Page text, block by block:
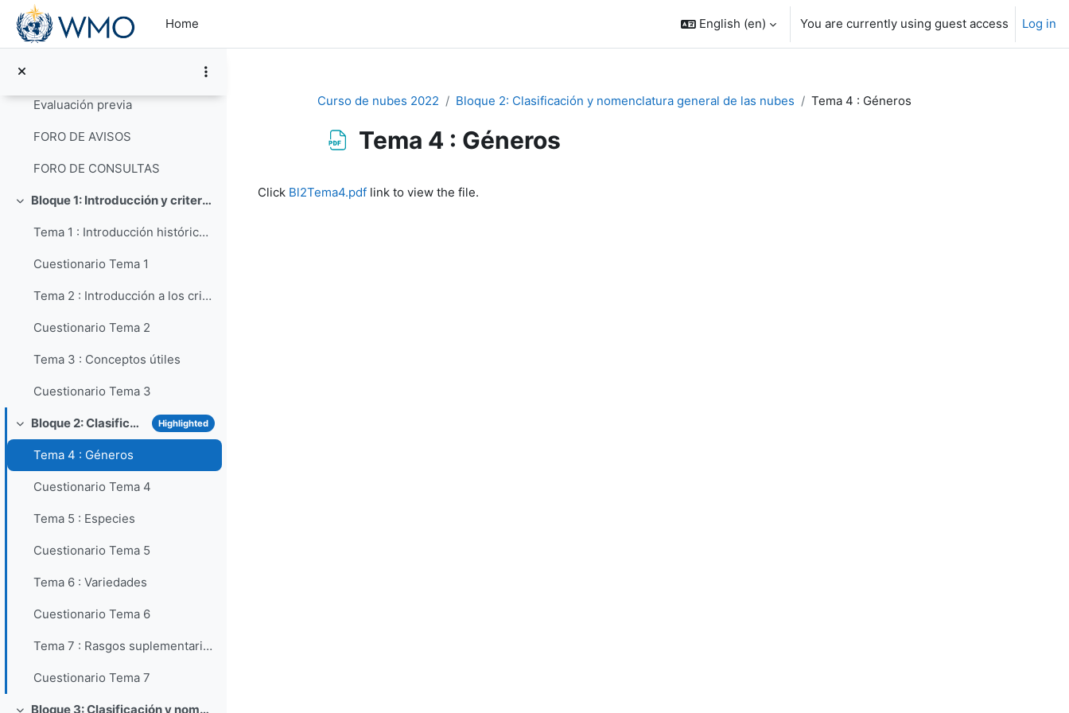
Skip to main content
Home
English ‎(en)‎ You are currently using guest access
Log in
Collapse
General
Evaluación previa
FORO DE AVISOS
FORO DE CONSULTAS
Collapse Bloque 1: Introducción y criterios de clasificación
Tema 1 : Introducción histórica a la clasificación de las nubes
Cuestionario Tema 1
Tema 2 : Introducción a los criterios de clasificación de las nubes y resumen de la clasificación
Cuestionario Tema 2
Tema 3 : Conceptos útiles
Cuestionario Tema 3
Collapse Bloque 2: Clasificación y nomenclatura general de las nubes Highlighted
Tema 4 : Géneros
Cuestionario Tema 4
Tema 5 : Especies
Cuestionario Tema 5
Tema 6 : Variedades
Cuestionario Tema 6
Tema 7 : Rasgos suplementarios y nubes accesorias. Nubes madre
Cuestionario Tema 7
Bloque 3: Clasificación y nomenclatura de tipos particulares de nubes
Curso de nubes 2022 Bloque 2: Clasificación y nomenclatura general de las nubes Tema 4 : Géneros
Tema 4 : Géneros
Click Bl2Tema4.pdf link to view the file.